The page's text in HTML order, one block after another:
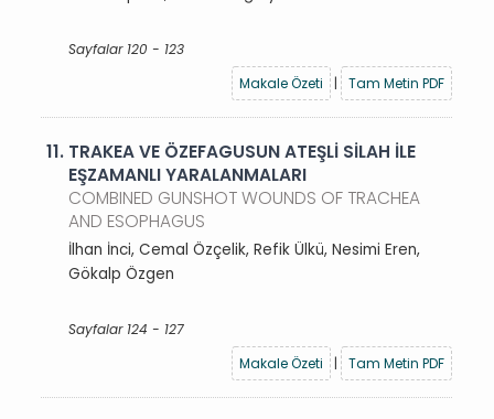
Sayfalar 120 - 123
Makale Özeti
| Tam Metin PDF
11. TRAKEA VE ÖZEFAGUSUN ATEŞLİ SİLAH İLE
EŞZAMANLI YARALANMALARI
COMBINED GUNSHOT WOUNDS OF TRACHEA
AND ESOPHAGUS
İlhan İnci, Cemal Özçelik, Refik Ülkü, Nesimi Eren,
Gökalp Özgen
Sayfalar 124 - 127
Makale Özeti
| Tam Metin PDF